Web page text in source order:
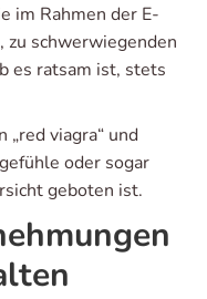
im Rahmen der E-
zu schwerwiegenden
es ratsam ist, stets
viagra“ und
oder sogar
geboten ist.